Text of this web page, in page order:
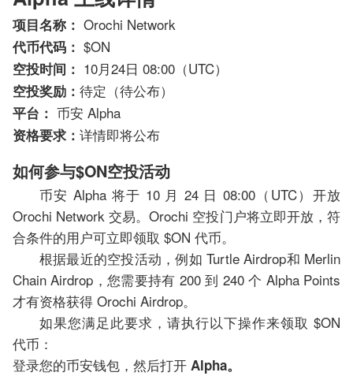
项目名称： Orochi Network
代币代码： $ON
空投时间： 10月24日 08:00（UTC）
空投奖励： 待定（待公布）
平台： 币安 Alpha
资格要求： 详情即将公布
如何参与$ON空投活动
币安 Alpha 将于 10 月 24 日 08:00（UTC）开放
Orochi Network 交易。Orochi 空投门户将立即开放，符
合条件的用户可立即领取 $ON 代币。
根据最近的空投活动，例如 Turtle Airdrop和 Merlin
Chain Airdrop，您需要持有 200 到 240 个 Alpha Points
才有资格获得 Orochi Airdrop。
如果您满足此要求，请执行以下操作来领取 $ON
代币：
登录您的币安钱包，然后打开 Alpha。